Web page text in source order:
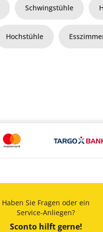
Schwingstühle
Hochstühle
Haben Sie Fragen oder ein
Service-Anliegen?
Sconto hilft gerne!